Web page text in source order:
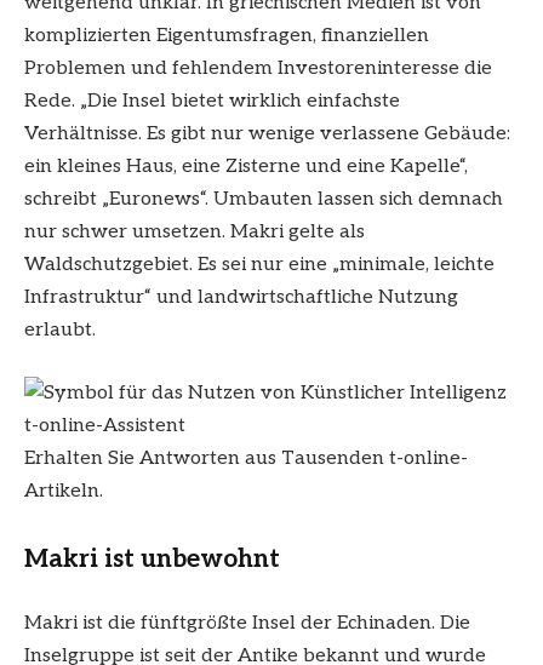
komplizierten Eigentumsfragen, finanziellen
Problemen und fehlendem Investoreninteresse die
Rede. „Die Insel bietet wirklich einfachste
Verhältnisse. Es gibt nur wenige verlassene Gebäude:
ein kleines Haus, eine Zisterne und eine Kapelle“,
schreibt „Euronews“. Umbauten lassen sich demnach
nur schwer umsetzen. Makri gelte als
Waldschutzgebiet. Es sei nur eine „minimale, leichte
Infrastruktur“ und landwirtschaftliche Nutzung
erlaubt.
t-online-Assistent
Erhalten Sie Antworten aus Tausenden t-online-
Artikeln.
Makri ist unbewohnt
Makri ist die fünftgrößte Insel der Echinaden. Die
Inselgruppe ist seit der Antike bekannt und wurde